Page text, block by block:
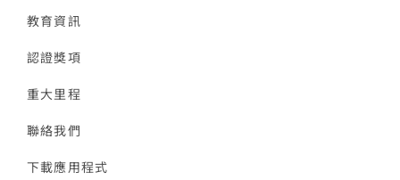
教育資訊
認證獎項
重大里程
聯絡我們
下載應用程式